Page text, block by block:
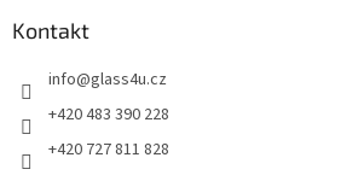
Kontakt
info@glass4u.cz
+420 483 390 228
+420 727 811 828